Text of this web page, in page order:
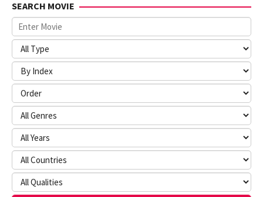
Spencer
Taylor
Stockton
Porter,
Zack
Smith
SEARCH MOVIE